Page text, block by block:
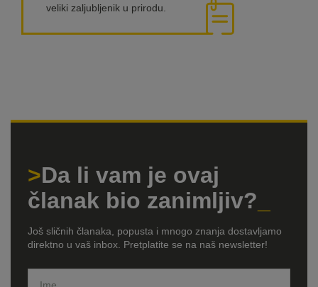
veliki zaljubljenik u prirodu.
Da li vam je ovaj
članak bio zanimljiv?
Još sličnih članaka, popusta i mnogo znanja dostavljamo
direktno u vaš inbox. Pretplatite se na naš newsletter!